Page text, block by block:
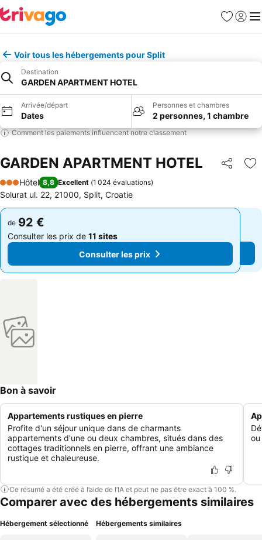
Favoris
Se
Voir tous les hébergements pour Split
Destination
GARDEN APARTMENT HOTEL
Arrivée/départ
Dates
Personnes et chambres
2 personnes, 1 chambre
Comment les paiements influencent notre classement
GARDEN APARTMENT HOTEL Partager
3 Étoiles
Hôtel 8,8 Excellent (1 024 évaluations)
Solurat ul. 22, 21000, Split, Croatie
de 92 €
Consulter les prix de 11 sites
Consulter les prix
de 92 €
Consulter les prix de 11 sites
Consulter les prix
Bon à savoir
Appartements rustiques en pierre
Profite d'un séjour unique dans de charmants
appartements d'une ou deux chambres, situés dans des
cottages traditionnels en pierre, offrant une ambiance
rustique et chaleureuse.
Ce résumé a été créé à l’aide de l’IA et peut ne pas être exact à 100 %.
Comparer avec des hébergements similaires
Hébergement sélectionné Hébergements similaires